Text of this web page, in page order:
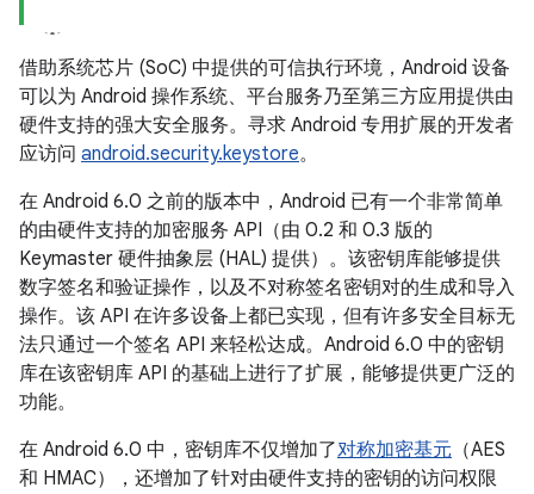
借助系统芯片 (SoC) 中提供的可信执行环境，Android 设备
可以为 Android 操作系统、平台服务乃至第三方应用提供由
硬件支持的强大安全服务。寻求 Android 专用扩展的开发者
应访问 android.security.keystore。
在 Android 6.0 之前的版本中，Android 已有一个非常简单
的由硬件支持的加密服务 API（由 0.2 和 0.3 版的
Keymaster 硬件抽象层 (HAL) 提供）。该密钥库能够提供
数字签名和验证操作，以及不对称签名密钥对的生成和导入
操作。该 API 在许多设备上都已实现，但有许多安全目标无
法只通过一个签名 API 来轻松达成。Android 6.0 中的密钥
库在该密钥库 API 的基础上进行了扩展，能够提供更广泛的
功能。
在 Android 6.0 中，密钥库不仅增加了对称加密基元 （AES
和 HMAC），还增加了针对由硬件支持的密钥的访问权限